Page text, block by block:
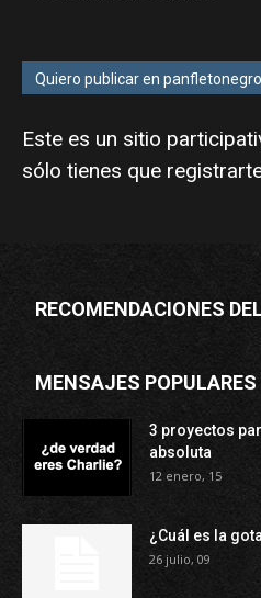
Quiero publicar en panfletonegro
Este es un sitio
sólo tienes que
RECOMENDACIONES
MENSAJES POPULARES
3 proyectos
absoluta
12 enero, 15
¿Cuál es la
26 julio, 09